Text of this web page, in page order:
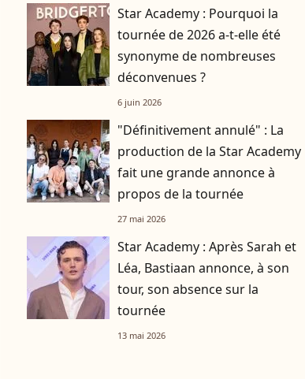
Star Academy : Pourquoi la
tournée de 2026 a-t-elle été
synonyme de nombreuses
déconvenues ?
6 juin 2026
"Définitivement annulé" : La
production de la Star Academy
fait une grande annonce à
propos de la tournée
27 mai 2026
Star Academy : Après Sarah et
Léa, Bastiaan annonce, à son
tour, son absence sur la
tournée
13 mai 2026